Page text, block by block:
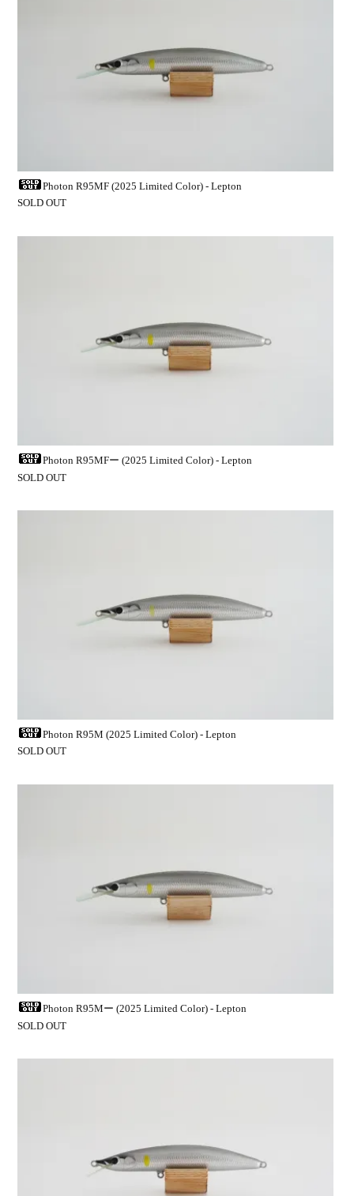
Photon R95MF (2025 Limited Color) - Lepton
SOLD OUT
Photon R95MFー (2025 Limited Color) - Lepton
SOLD OUT
Photon R95M (2025 Limited Color) - Lepton
SOLD OUT
Photon R95Mー (2025 Limited Color) - Lepton
SOLD OUT